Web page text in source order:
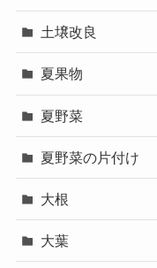
土壌改良
夏果物
夏野菜
夏野菜の片付け
大根
大葉